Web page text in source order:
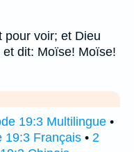
pour voir; et Dieu
dit: Moïse! Moïse!
19:3 Multilingue •
19:3 Français • 2